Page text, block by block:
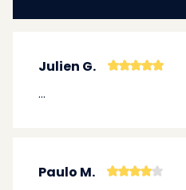
Julien G.
...
Paulo M.